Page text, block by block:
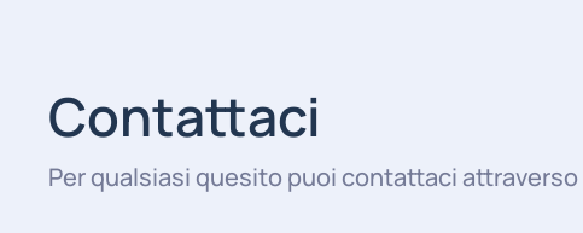
Contattaci
Per qualsiasi quesito puoi contattaci